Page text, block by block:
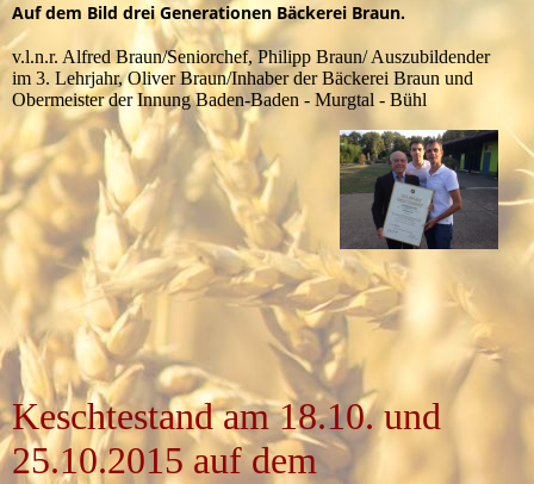
Auf dem Bild drei Generationen Bäckerei Braun.
v.l.n.r. Alfred Braun/Seniorchef, Philipp Braun/ Auszubildender
im 3. Lehrjahr, Oliver Braun/Inhaber der Bäckerei Braun und
Obermeister der Innung Baden-Baden - Murgtal - Bühl
Keschtestand am 18.10. und
25.10.2015 auf dem